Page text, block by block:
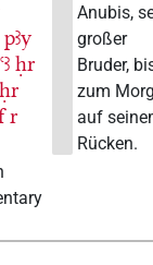
pꜣy
ꜥꜣ ḥr
ḥr
r
Anubis,
großer
Bruder,
zum
auf
Rücken.